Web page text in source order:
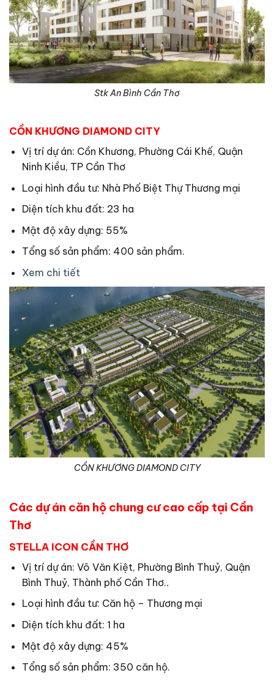
Stk An Bình Cần Thơ
CỒN KHƯƠNG DIAMOND CITY
Vị trí dự án: Cồn Khương, Phường Cái Khế, Quận
Ninh Kiều, TP Cần Thơ
Loại hình đầu tư: Nhà Phố Biệt Thự Thương mại
Diện tích khu đất: 23 ha
Mật độ xây dựng: 55%
Tổng số sản phẩm: 400 sản phẩm.
Xem chi tiết
CỒN KHƯƠNG DIAMOND CITY
Các dự án căn hộ chung cư cao cấp tại Cần
Thơ
STELLA ICON CẦN THƠ
Vị trí dự án: Võ Văn Kiệt, Phường Bình Thuỷ, Quận
Bình Thuỷ, Thành phố Cần Thơ..
Loại hình đầu tư: Căn hộ – Thương mại
Diện tích khu đất: 1 ha
Mật độ xây dựng: 45%
Tổng số sản phẩm: 350 căn hộ.